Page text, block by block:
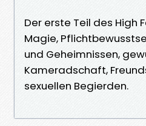
Der erste Teil des High
Magie,
und Geheimnissen,
Kameradschaft,
sexuellen Begierden.